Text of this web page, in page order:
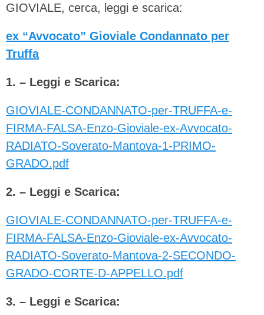
GIOVIALE, cerca, leggi e scarica:
ex “Avvocato” Gioviale Condannato per
Truffa
1. – Leggi e Scarica:
GIOVIALE-CONDANNATO-per-TRUFFA-e-
FIRMA-FALSA-Enzo-Gioviale-ex-Avvocato-
RADIATO-Soverato-Mantova-1-PRIMO-
GRADO.pdf
2. – Leggi e Scarica:
GIOVIALE-CONDANNATO-per-TRUFFA-e-
FIRMA-FALSA-Enzo-Gioviale-ex-Avvocato-
RADIATO-Soverato-Mantova-2-SECONDO-
GRADO-CORTE-D-APPELLO.pdf
3. – Leggi e Scarica: